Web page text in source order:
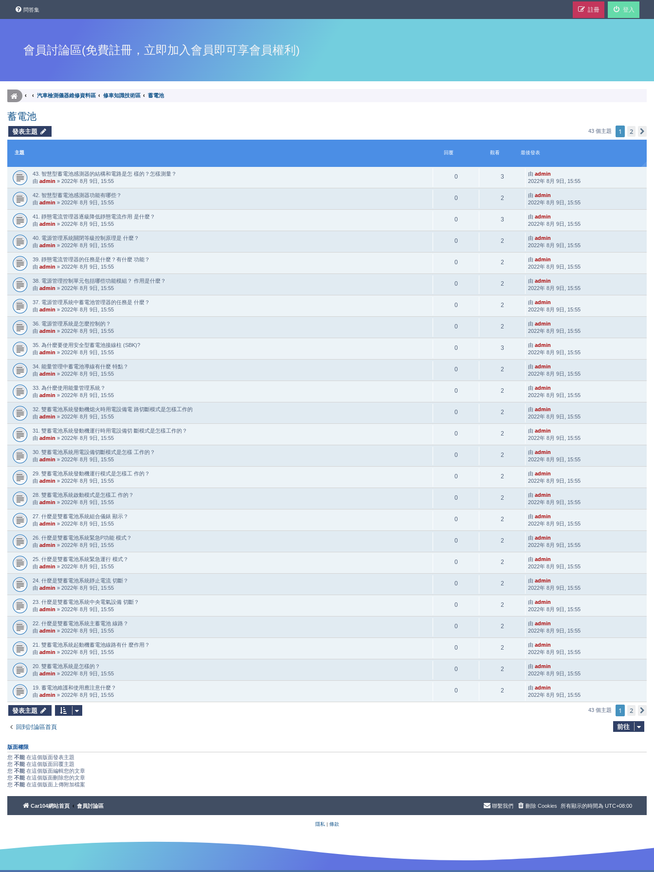
問答集 登入
註冊
會員討論區(免費註冊，立即加入會員即可享會員權利)
汽車檢測儀器維修資料區 修車知識技術區 蓄電池
蓄電池
發表主題 43 個主題 1 2
主題 回覆 觀看 最後發表
43. 智慧型蓄電池感測器的結構和電路是怎 樣的？怎樣測量？
由 admin » 2022年 8月 9日, 15:55
0 3 由 admin
2022年 8月 9日, 15:55
42. 智慧型蓄電池感測器功能有哪些？
由 admin » 2022年 8月 9日, 15:55
0 2 由 admin
2022年 8月 9日, 15:55
41. 靜態電流管理器逐級降低靜態電流作用 是什麼？
由 admin » 2022年 8月 9日, 15:55
0 3 由 admin
2022年 8月 9日, 15:55
40. 電源管理系統關閉等級控制原理是 什麼？
由 admin » 2022年 8月 9日, 15:55
0 2 由 admin
2022年 8月 9日, 15:55
39. 靜態電流管理器的任務是什麼？有什麼 功能？
由 admin » 2022年 8月 9日, 15:55
0 2 由 admin
2022年 8月 9日, 15:55
38. 電源管理控制單元包括哪些功能模組？ 作用是什麼？
由 admin » 2022年 8月 9日, 15:55
0 2 由 admin
2022年 8月 9日, 15:55
37. 電源管理系統中蓄電池管理器的任務是 什麼？
由 admin » 2022年 8月 9日, 15:55
0 2 由 admin
2022年 8月 9日, 15:55
36. 電源管理系統是怎麼控制的？
由 admin » 2022年 8月 9日, 15:55
0 2 由 admin
2022年 8月 9日, 15:55
35. 為什麼要使用安全型蓄電池接線柱 (SBK)?
由 admin » 2022年 8月 9日, 15:55
0 3 由 admin
2022年 8月 9日, 15:55
34. 能量管理中蓄電池導線有什麼 特點？
由 admin » 2022年 8月 9日, 15:55
0 2 由 admin
2022年 8月 9日, 15:55
33. 為什麼使用能量管理系統？
由 admin » 2022年 8月 9日, 15:55
0 2 由 admin
2022年 8月 9日, 15:55
32. 雙蓄電池系統發動機熄火時用電設備電 路切斷模式是怎樣工作的
由 admin » 2022年 8月 9日, 15:55
0 2 由 admin
2022年 8月 9日, 15:55
31. 雙蓄電池系統發動機運行時用電設備切 斷模式是怎樣工作的？
由 admin » 2022年 8月 9日, 15:55
0 2 由 admin
2022年 8月 9日, 15:55
30. 雙蓄電池系統用電設備切斷模式是怎樣 工作的？
由 admin » 2022年 8月 9日, 15:55
0 2 由 admin
2022年 8月 9日, 15:55
29. 雙蓄電池系統發動機運行模式是怎樣工 作的？
由 admin » 2022年 8月 9日, 15:55
0 2 由 admin
2022年 8月 9日, 15:55
28. 雙蓄電池系統啟動模式是怎樣工 作的？
由 admin » 2022年 8月 9日, 15:55
0 2 由 admin
2022年 8月 9日, 15:55
27. 什麼是雙蓄電池系統組合儀錶 顯示？
由 admin » 2022年 8月 9日, 15:55
0 2 由 admin
2022年 8月 9日, 15:55
26. 什麼是雙蓄電池系統緊急P功能 模式？
由 admin » 2022年 8月 9日, 15:55
0 2 由 admin
2022年 8月 9日, 15:55
25. 什麼是雙蓄電池系統緊急運行 模式？
由 admin » 2022年 8月 9日, 15:55
0 2 由 admin
2022年 8月 9日, 15:55
24. 什麼是雙蓄電池系統靜止電流 切斷？
由 admin » 2022年 8月 9日, 15:55
0 2 由 admin
2022年 8月 9日, 15:55
23. 什麼是雙蓄電池系統中央電氣設備 切斷？
由 admin » 2022年 8月 9日, 15:55
0 2 由 admin
2022年 8月 9日, 15:55
22. 什麼是雙蓄電池系統主蓄電池 線路？
由 admin » 2022年 8月 9日, 15:55
0 2 由 admin
2022年 8月 9日, 15:55
21. 雙蓄電池系統起動機蓄電池線路有什 麼作用？
由 admin » 2022年 8月 9日, 15:55
0 2 由 admin
2022年 8月 9日, 15:55
20. 雙蓄電池系統是怎樣的？
由 admin » 2022年 8月 9日, 15:55
0 2 由 admin
2022年 8月 9日, 15:55
19. 蓄電池維護和使用應注意什麼？
由 admin » 2022年 8月 9日, 15:55
0 2 由 admin
2022年 8月 9日, 15:55
發表主題 43 個主題 1 2
回到討論區首頁 前往
版面權限
您 不能 在這個版面發表主題
您 不能 在這個版面回覆主題
您 不能 在這個版面編輯您的文章
您 不能 在這個版面刪除您的文章
您 不能 在這個版面上傳附加檔案
Car104網站首頁 會員討論區 所有顯示的時間為 UTC+08:00
刪除 Cookies
聯繫我們
隱私 | 條款